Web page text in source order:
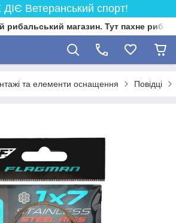
Ветеранський спорт!
рибальський магазин. Тут пахне
та елементи оснащення Повідці